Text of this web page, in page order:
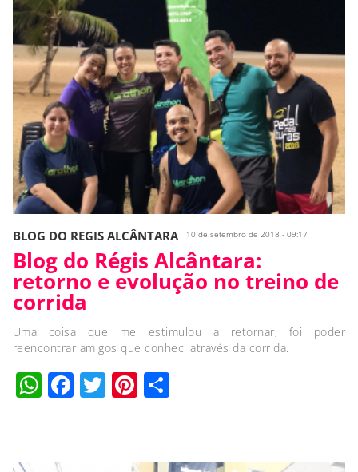
BLOG DO REGIS ALCÂNTARA 10 de setembro de 2018 - 09:17
Blog do Régis Alcântara:
retorno e evolução no treino de
corrida
Uma coisa que me estimulou a retornar, foi poder
reencontrar amigos que conheci através da corrida.
WhatsApp
Facebook
TwitterPinterest
Compartilhar